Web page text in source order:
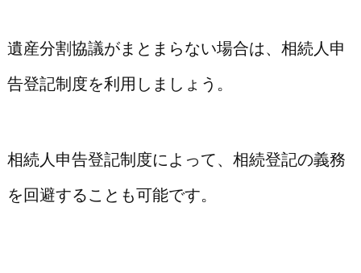
遺産分割協議がまとまらない場合は、相続人申
告登記制度を利用しましょう。
相続人申告登記制度によって、相続登記の義務
を回避することも可能です。